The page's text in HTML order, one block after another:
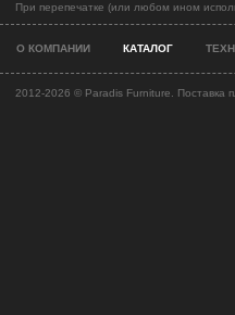
При перепечатке (или любом ином
О КОМПАНИИ КАТАЛОГ
2012-2026 © Paradis Furniture. Поставка